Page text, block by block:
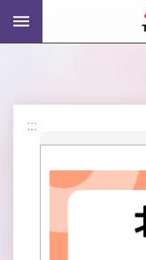
跳到主要內容區塊
尋
:::